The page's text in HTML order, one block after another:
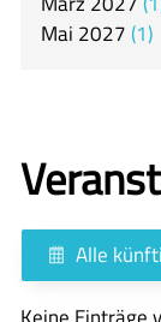
Mai 2027 1
Alle